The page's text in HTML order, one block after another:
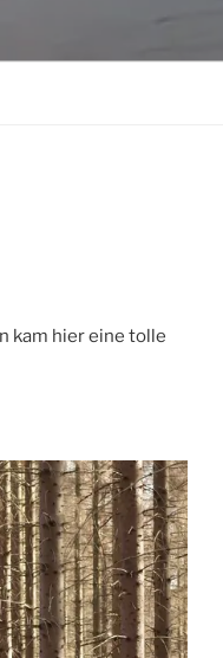
kam hier eine tolle